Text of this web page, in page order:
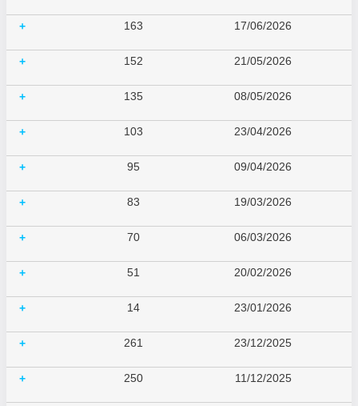
+ 163 17/06/2026
+ 152 21/05/2026
+ 135 08/05/2026
+ 103 23/04/2026
+ 95 09/04/2026
+ 83 19/03/2026
+ 70 06/03/2026
+ 51 20/02/2026
+ 14 23/01/2026
+ 261 23/12/2025
+ 250 11/12/2025